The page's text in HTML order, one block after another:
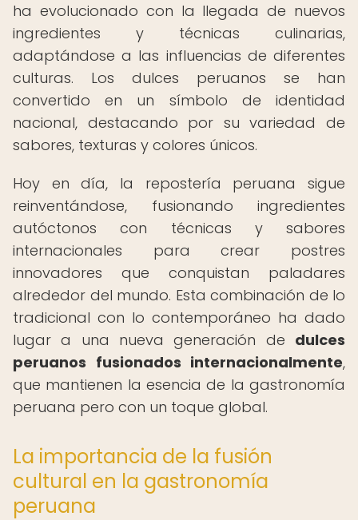
ha evolucionado con la llegada de nuevos
ingredientes y técnicas culinarias,
adaptándose a las influencias de diferentes
culturas. Los dulces peruanos se han
convertido en un símbolo de identidad
nacional, destacando por su variedad de
sabores, texturas y colores únicos.
Hoy en día, la repostería peruana sigue
reinventándose, fusionando ingredientes
autóctonos con técnicas y sabores
internacionales para crear postres
innovadores que conquistan paladares
alrededor del mundo. Esta combinación de lo
tradicional con lo contemporáneo ha dado
lugar a una nueva generación de dulces
peruanos fusionados internacionalmente,
que mantienen la esencia de la gastronomía
peruana pero con un toque global.
La importancia de la fusión
cultural en la gastronomía
peruana